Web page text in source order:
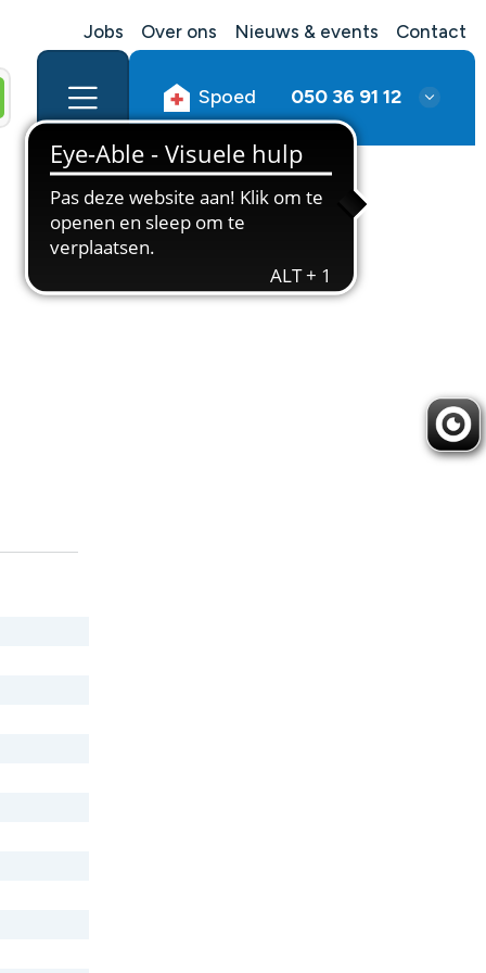
Jobs Over ons Nieuws & events Contact
Spoed 050 36 91 12